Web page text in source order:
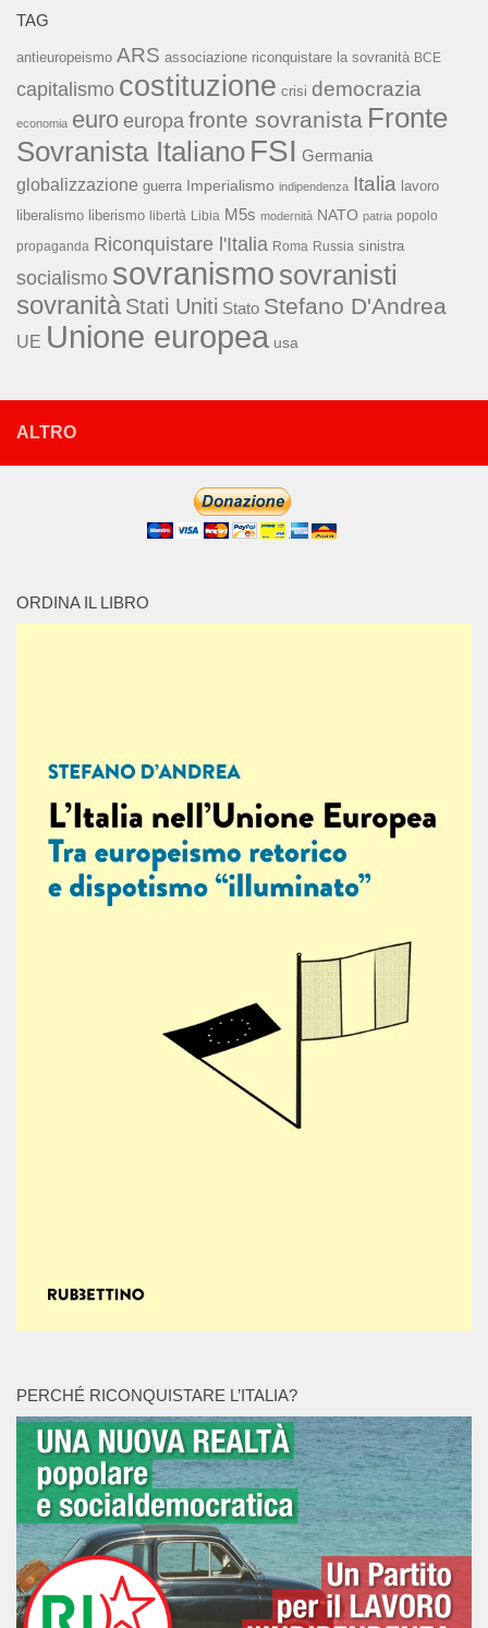
TAG
antieuropeismo ARS associazione riconquistare la sovranità BCE
capitalismo costituzione crisi democrazia
economia euro europa fronte sovranista Fronte
Sovranista Italiano FSI Germania
globalizzazione guerra Imperialismo indipendenza Italia lavoro
liberalismo liberismo libertà Libia M5s modernità NATO patria popolo
propaganda Riconquistare l'Italia Roma Russia sinistra
socialismo sovranismo sovranisti
sovranità Stati Uniti Stato Stefano D'Andrea
UE Unione europea usa
ALTRO
ORDINA IL LIBRO
PERCHÉ RICONQUISTARE L’ITALIA?